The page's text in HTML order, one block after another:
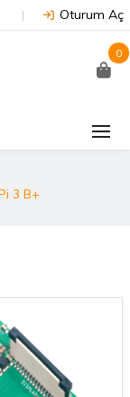
Oturum Aç
0
3 B+